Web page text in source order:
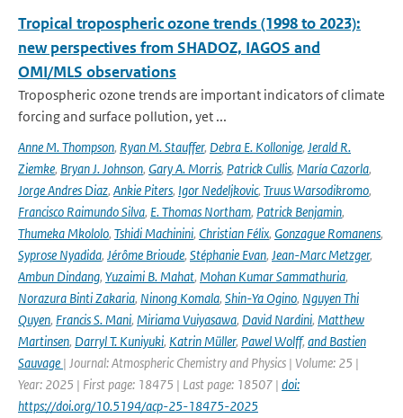
Tropical tropospheric ozone trends (1998 to 2023):
new perspectives from SHADOZ, IAGOS and
OMI/MLS observations
Tropospheric ozone trends are important indicators of climate
forcing and surface pollution, yet ...
Anne M. Thompson, Ryan M. Stauffer, Debra E. Kollonige, Jerald R.
Ziemke, Bryan J. Johnson, Gary A. Morris, Patrick Cullis, María Cazorla,
Jorge Andres Diaz, Ankie Piters, Igor Nedeljkovic, Truus Warsodikromo,
Francisco Raimundo Silva, E. Thomas Northam, Patrick Benjamin,
Thumeka Mkololo, Tshidi Machinini, Christian Félix, Gonzague Romanens,
Syprose Nyadida, Jérôme Brioude, Stéphanie Evan, Jean-Marc Metzger,
Ambun Dindang, Yuzaimi B. Mahat, Mohan Kumar Sammathuria,
Norazura Binti Zakaria, Ninong Komala, Shin-Ya Ogino, Nguyen Thi
Quyen, Francis S. Mani, Miriama Vuiyasawa, David Nardini, Matthew
Martinsen, Darryl T. Kuniyuki, Katrin Müller, Pawel Wolff, and Bastien
Sauvage | Journal: Atmospheric Chemistry and Physics | Volume: 25 |
Year: 2025 | First page: 18475 | Last page: 18507 | doi:
https://doi.org/10.5194/acp-25-18475-2025